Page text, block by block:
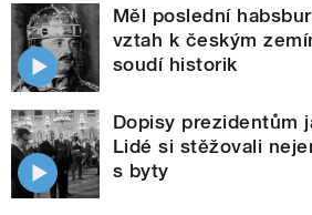
Měl poslední
vztah k českým
soudí historik
Dopisy prezidentům
Lidé si stěžovali
s byty